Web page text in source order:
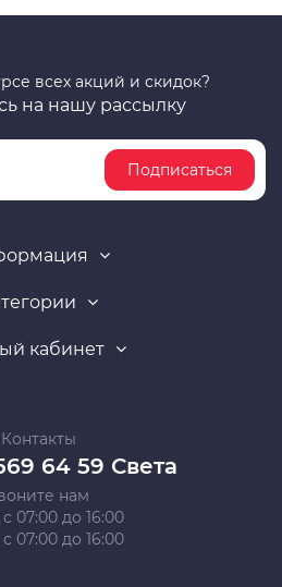
всех акций и скидок?
на нашу рассылку
Подписаться
кабинет
Контакты
64 59 Света
нам
07:00 до 16:00
07:00 до 16:00